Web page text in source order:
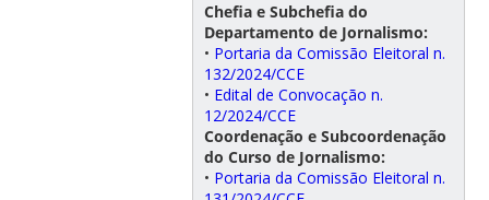
Chefia e Subchefia do
Departamento de Jornalismo:
• Portaria da Comissão Eleitoral n.
132/2024/CCE
• Edital de Convocação n.
12/2024/CCE
Coordenação e Subcoordenação
do Curso de Jornalismo:
• Portaria da Comissão Eleitoral n.